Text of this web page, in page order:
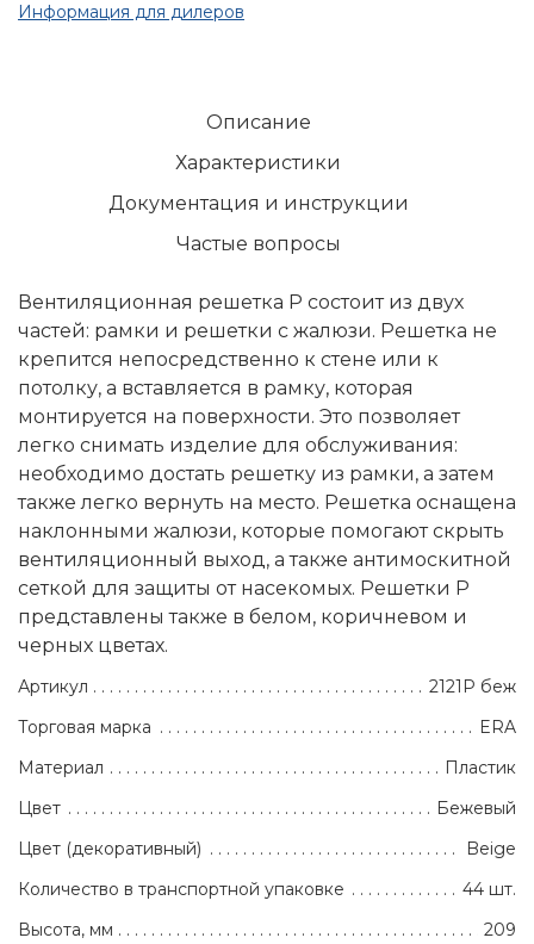
Информация для дилеров
Описание
Характеристики
Документация и инструкции
Частые вопросы
Вентиляционная решетка Р состоит из двух
частей: рамки и решетки с жалюзи. Решетка не
крепится непосредственно к стене или к
потолку, а вставляется в рамку, которая
монтируется на поверхности. Это позволяет
легко снимать изделие для обслуживания:
необходимо достать решетку из рамки, а затем
также легко вернуть на место. Решетка оснащена
наклонными жалюзи, которые помогают скрыть
вентиляционный выход, а также антимоскитной
сеткой для защиты от насекомых. Решетки Р
представлены также в белом, коричневом и
черных цветах.
Артикул
2121Р беж
Торговая марка
ERA
Материал
Пластик
Цвет
Бежевый
Цвет (декоративный)
Beige
Количество в транспортной упаковке
44 шт.
Высота, мм
209